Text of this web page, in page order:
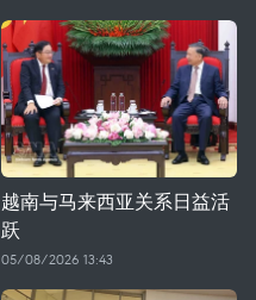
越南与马来西亚关系日益活
跃
05/08/2026 13:43